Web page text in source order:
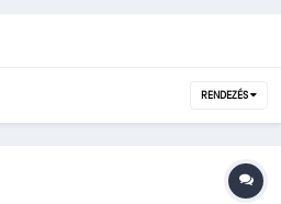
RENDEZÉS